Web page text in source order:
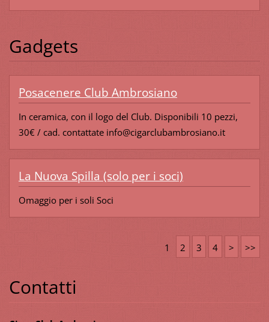
Gadgets
Posacenere Club Ambrosiano
In ceramica, con il logo del Club. Disponibili 10 pezzi,
30€ / cad. contattate info@cigarclubambrosiano.it
La Nuova Spilla (solo per i soci)
Omaggio per i soli Soci
1 2 3 4 > >>
Contatti